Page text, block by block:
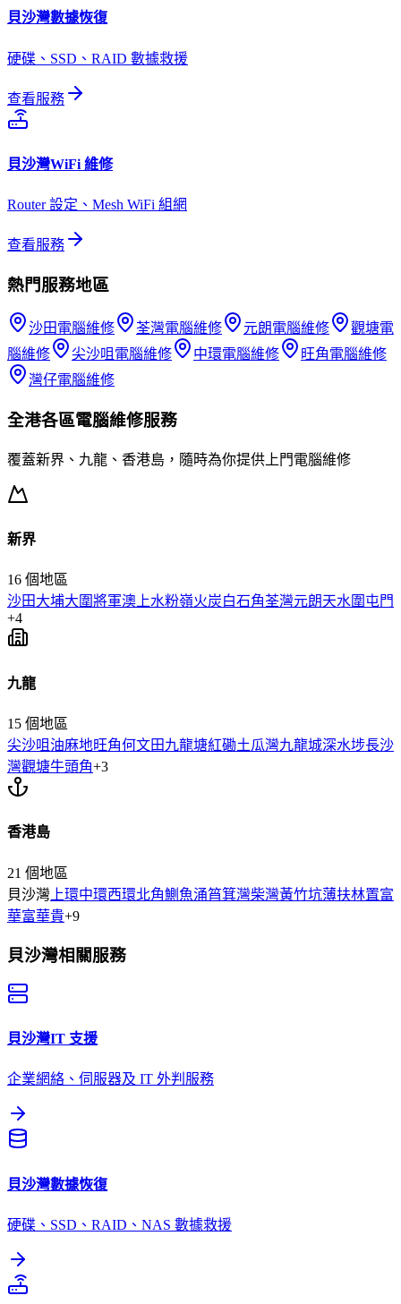
貝沙灣數據恢復
硬碟、SSD、RAID 數據救援
查看服務
貝沙灣WiFi 維修
Router 設定、Mesh WiFi 組網
查看服務
熱門服務地區
沙田電腦維修 荃灣電腦維修 元朗電腦維修 觀塘電
腦維修
尖沙咀 電腦維修 中環電腦維修 旺角電腦維修
灣仔電腦維修
全港各區電腦維修服務
覆蓋新界、九龍、香港島，隨時為你提供上門電腦維修
新界
16 個地區
沙田大埔大圍將軍澳上水粉嶺火炭白石角荃灣元朗天水圍 屯門
+4
九龍
15 個地區
尖沙咀 油麻地旺角何文田九龍塘紅磡土瓜灣九龍城深水埗長沙
灣觀塘牛頭角+3
香港島
21 個地區
貝沙灣 上環中環西環北角鰂魚涌筲箕灣柴灣黃竹坑薄扶林置富
華富華貴+9
貝沙灣相關服務
貝沙灣IT 支援
企業網絡、伺服器及 IT 外判服務
貝沙灣數據恢復
硬碟、SSD、RAID、NAS 數據救援